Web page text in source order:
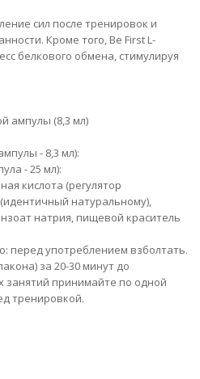
сил после тренировок и
Кроме того, Be First L-
белкового обмена, стимулируя
ампулы (8,3 мл)
- 8,3 мл):
- 25 мл):
кислота (регулятор
натуральному),
натрия, пищевой краситель
перед употреблением взболтать.
за 20-30 минут до
занятий принимайте по одной
тренировкой.